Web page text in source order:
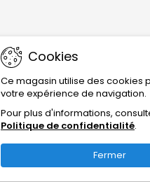
Cookies
Ce magasin utilise des cookies
votre expérience de navigation.
Pour plus d'informations,
Politique de confidentialité.
Fermer